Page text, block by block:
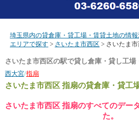
埼玉県内の貸倉庫・貸工場・賃貸土地の情
エリアで探す > さいたま市西区 > さいたま
さいたま市西区の駅で貸し倉庫・貸し工場
西大宮/指扇
さいたま市西区 指扇の貸倉庫・貸工
さいたま市西区 指扇のすべてのデー
た。